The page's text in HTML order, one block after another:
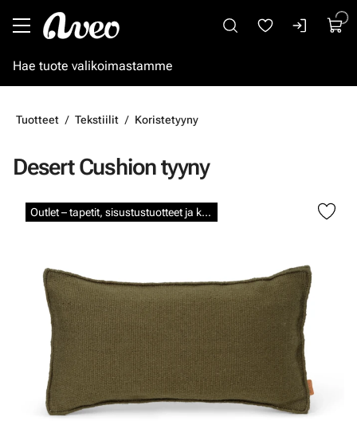
Tuotteet Tekstiilit Koristetyyny
Desert Cushion tyyny
Outlet – tapetit, sisustustuotteet ja kalkkimaalit
Ohita kuvat